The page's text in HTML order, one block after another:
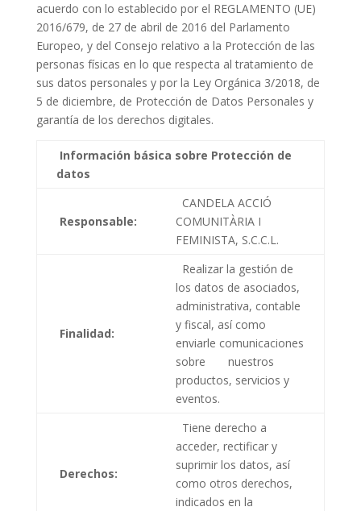
acuerdo con lo establecido por el REGLAMENTO (UE)
2016/679, de 27 de abril de 2016 del Parlamento
Europeo, y del Consejo relativo a la Protección de las
personas físicas en lo que respecta al tratamiento de
sus datos personales y por la Ley Orgánica 3/2018, de
5 de diciembre, de Protección de Datos Personales y
garantía de los derechos digitales.
Información básica sobre Protección de
datos
Responsable:
CANDELA ACCIÓ
COMUNITÀRIA I
FEMINISTA, S.C.C.L.
Finalidad:
Realizar la gestión de
los datos de asociados,
administrativa, contable
y fiscal, así como
enviarle comunicaciones
sobre nuestros
productos, servicios y
eventos.
Derechos:
Tiene derecho a
acceder, rectificar y
suprimir los datos, así
como otros derechos,
indicados en la